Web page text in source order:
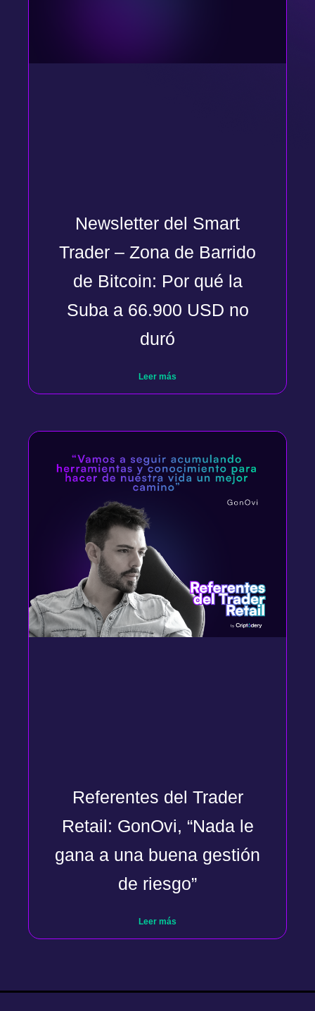
Newsletter del Smart
Trader – Zona de Barrido
de Bitcoin: Por qué la
Suba a 66.900 USD no
duró
Leer más
Referentes del Trader
Retail: GonOvi, “Nada le
gana a una buena gestión
de riesgo”
Leer más